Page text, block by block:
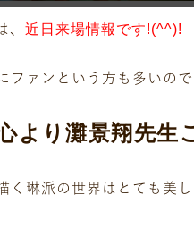
、近日来場情報です!(^^)!
ファンという方も多いので
より灘景翔先生
く琳派の世界はとても美し